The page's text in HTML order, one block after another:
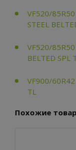
VF520/85R50
STEEL
VF520/85R50
BELTED SPL
VF900/60R42
TL
Похожие